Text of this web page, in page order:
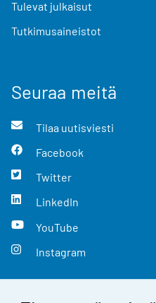
Tulevat julkaisut
Tutkimusaineistot
Seuraa meitä
Tilaa uutisviesti
Facebook
Twitter
LinkedIn
YouTube
Instagram